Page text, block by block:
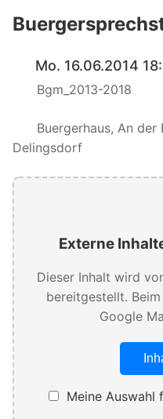
Mo. 16.06.2014
Bgm_2013-2018
Buergerhaus, An der
Delingsdorf
Externe
Dieser Inhalt wird
bereitgestellt.
Google
Meine Auswahl